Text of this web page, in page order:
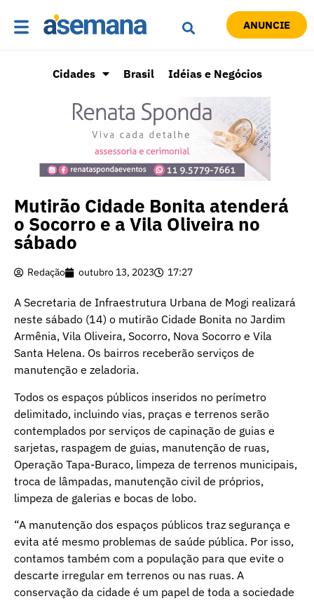
ANUNCIE
Cidades Brasil Idéias e Negócios
Mutirão Cidade Bonita atenderá
o Socorro e a Vila Oliveira no
sábado
Redação outubro 13, 2023 17:27
A Secretaria de Infraestrutura Urbana de Mogi realizará
neste sábado (14) o mutirão Cidade Bonita no Jardim
Armênia, Vila Oliveira, Socorro, Nova Socorro e Vila
Santa Helena. Os bairros receberão serviços de
manutenção e zeladoria.
Todos os espaços públicos inseridos no perímetro
delimitado, incluindo vias, praças e terrenos serão
contemplados por serviços de capinação de guias e
sarjetas, raspagem de guias, manutenção de ruas,
Operação Tapa-Buraco, limpeza de terrenos municipais,
troca de lâmpadas, manutenção civil de próprios,
limpeza de galerias e bocas de lobo.
“A manutenção dos espaços públicos traz segurança e
evita até mesmo problemas de saúde pública. Por isso,
contamos também com a população para que evite o
descarte irregular em terrenos ou nas ruas. A
conservação da cidade é um papel de toda a sociedade